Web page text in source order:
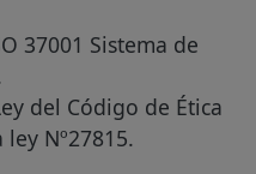
37001 Sistema de
del Código de Ética
Nº27815.